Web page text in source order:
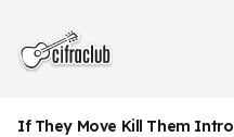
If They Move Kill Them Intro